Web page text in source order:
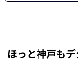
ほっと神戸も